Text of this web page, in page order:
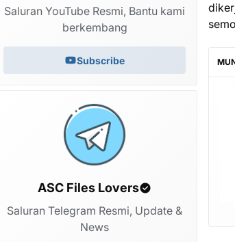
Itel A18S A513W Firmware Flash
ROM Mediatek
3 hari yang lalu
Saluran YouTube Resmi, Bantu kami
berkembang
Subscribe
ASC Files Lovers
Saluran Telegram Resmi, Update &
News